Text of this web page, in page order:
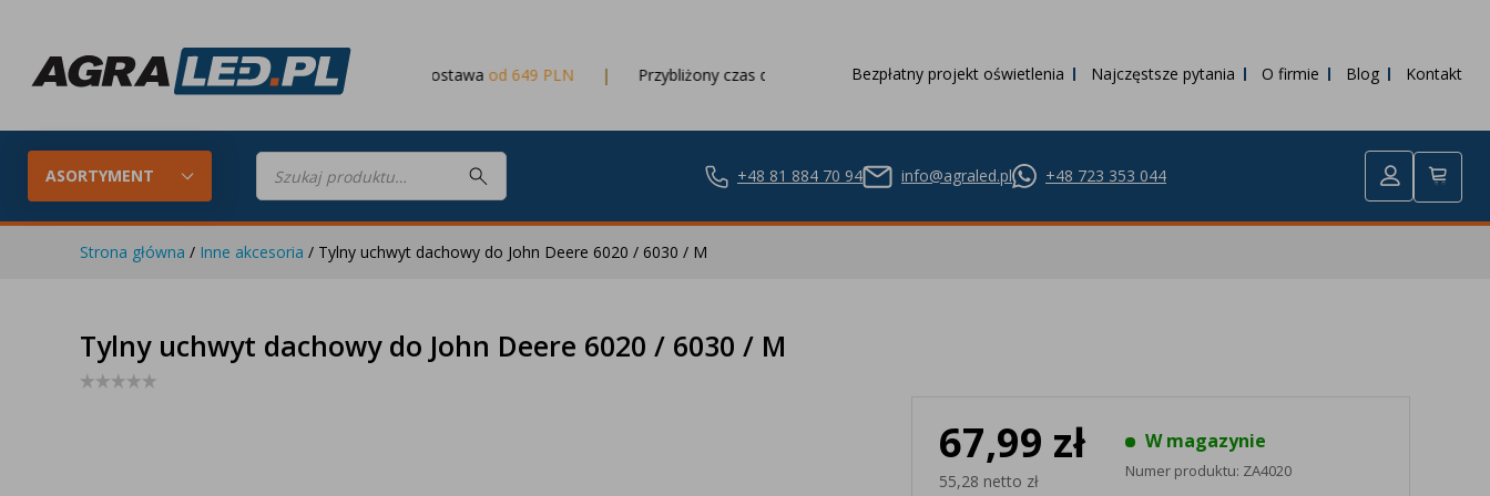
Darmowa dostawa od 649 PLN Przybliżony czas dostawy3 dni robocze Bezpłatny projekt oświetlenia Najczęstsze pytania O firmie Blog Kontakt
ASORTYMENT
Wyszukiwarka
produktów +48 81 884 70 94 info@agraled.pl +48 723 353 044
Konfigurator LED
Skompletuj oświetlenie LED do
swojego ciągnika
Lampy robocze LED
Strona główna / Inne akcesoria / Tylny uchwyt dachowy do John Deere 6020 / 6030 / M
Tylny uchwyt dachowy do John Deere 6020 / 6030 / M
67,99 zł
55,28 netto zł
W magazynie
Numer produktu: ZA4020